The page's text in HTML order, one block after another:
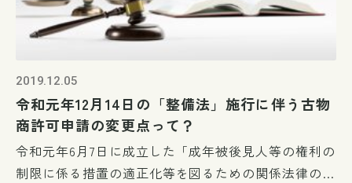
2019.12.05
令和元年12月14日の「整備法」施行に伴う古物
商許可申請の変更点って？
令和元年6月7日に成立した「成年被後見人等の権利の
制限に係る措置の適正化等を図るための関係法律の整